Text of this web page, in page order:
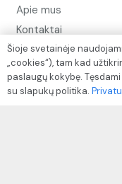
Apie mus
Kontaktai
Privatumo politika
Pinigų ir prekių
Paslaugų naudojimo
Šioje svetainėje
„cookies“), tam kad
paslaugų kokybę.
su slapukų politika.